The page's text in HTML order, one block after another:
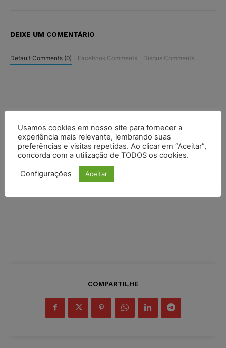
DEIXE UM COMENTÁRIO
Default Comments (0) Facebook Comments Disqus Comments
COMPARTILHE
Usamos cookies em nosso site para fornecer a
experiência mais relevante, lembrando suas
preferências e visitas repetidas. Ao clicar em “Aceitar”,
concorda com a utilização de TODOS os cookies.
Configurações Aceitar